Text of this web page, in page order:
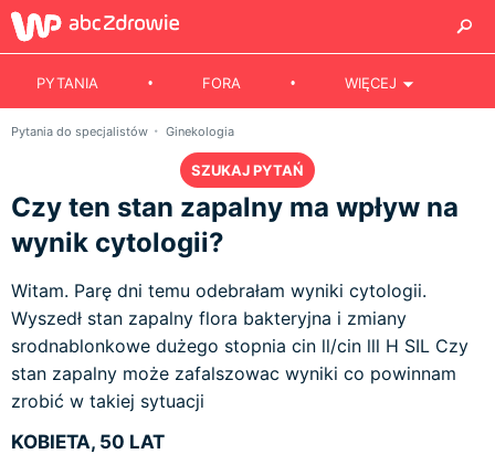
PYTANIA FORA WIĘCEJ
Pytania do specjalistów Ginekologia
SZUKAJ PYTAŃ
Czy ten stan zapalny ma wpływ na
wynik cytologii?
Witam. Parę dni temu odebrałam wyniki cytologii.
Wyszedł stan zapalny flora bakteryjna i zmiany
srodnablonkowe dużego stopnia cin ll/cin lll H SIL Czy
stan zapalny może zafalszowac wyniki co powinnam
zrobić w takiej sytuacji
KOBIETA, 50 LAT